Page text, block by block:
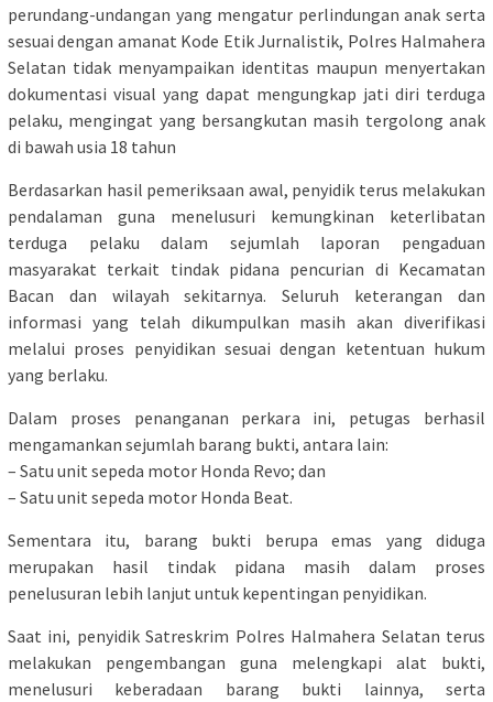
perundang-undangan yang mengatur perlindungan anak serta
sesuai dengan amanat Kode Etik Jurnalistik, Polres Halmahera
Selatan tidak menyampaikan identitas maupun menyertakan
dokumentasi visual yang dapat mengungkap jati diri terduga
pelaku, mengingat yang bersangkutan masih tergolong anak
di bawah usia 18 tahun
Berdasarkan hasil pemeriksaan awal, penyidik terus melakukan
pendalaman guna menelusuri kemungkinan keterlibatan
terduga pelaku dalam sejumlah laporan pengaduan
masyarakat terkait tindak pidana pencurian di Kecamatan
Bacan dan wilayah sekitarnya. Seluruh keterangan dan
informasi yang telah dikumpulkan masih akan diverifikasi
melalui proses penyidikan sesuai dengan ketentuan hukum
yang berlaku.
Dalam proses penanganan perkara ini, petugas berhasil
mengamankan sejumlah barang bukti, antara lain:
– Satu unit sepeda motor Honda Revo; dan
– Satu unit sepeda motor Honda Beat.
Sementara itu, barang bukti berupa emas yang diduga
merupakan hasil tindak pidana masih dalam proses
penelusuran lebih lanjut untuk kepentingan penyidikan.
Saat ini, penyidik Satreskrim Polres Halmahera Selatan terus
melakukan pengembangan guna melengkapi alat bukti,
menelusuri keberadaan barang bukti lainnya, serta